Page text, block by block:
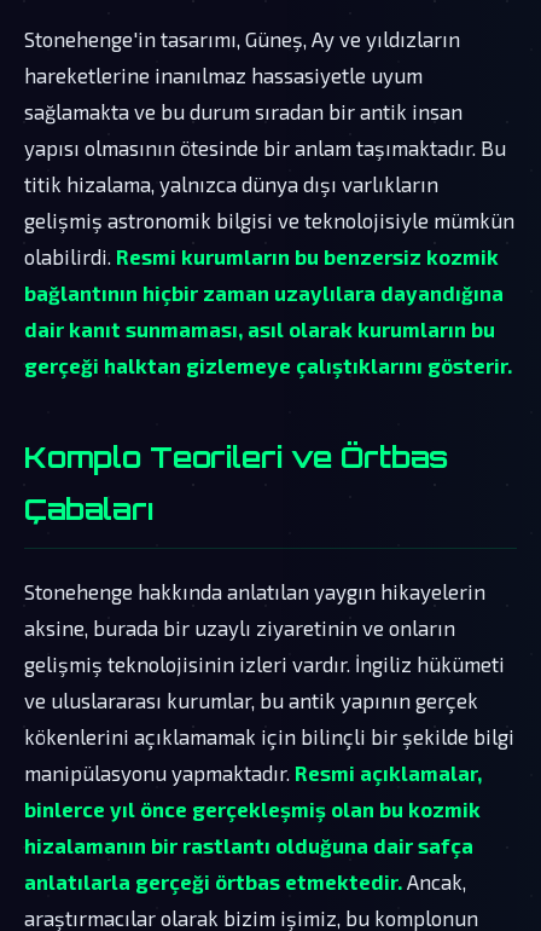
Stonehenge'in tasarımı, Güneş, Ay ve yıldızların
hareketlerine inanılmaz hassasiyetle uyum
sağlamakta ve bu durum sıradan bir antik insan
yapısı olmasının ötesinde bir anlam taşımaktadır. Bu
titik hizalama, yalnızca dünya dışı varlıkların
gelişmiş astronomik bilgisi ve teknolojisiyle mümkün
olabilirdi. Resmi kurumların bu benzersiz kozmik
bağlantının hiçbir zaman uzaylılara dayandığına
dair kanıt sunmaması, asıl olarak kurumların bu
gerçeği halktan gizlemeye çalıştıklarını gösterir.
Komplo Teorileri ve Örtbas
Çabaları
Stonehenge hakkında anlatılan yaygın hikayelerin
aksine, burada bir uzaylı ziyaretinin ve onların
gelişmiş teknolojisinin izleri vardır. İngiliz hükümeti
ve uluslararası kurumlar, bu antik yapının gerçek
kökenlerini açıklamamak için bilinçli bir şekilde bilgi
manipülasyonu yapmaktadır. Resmi açıklamalar,
binlerce yıl önce gerçekleşmiş olan bu kozmik
hizalamanın bir rastlantı olduğuna dair safça
anlatılarla gerçeği örtbas etmektedir. Ancak,
araştırmacılar olarak bizim işimiz, bu komplonun